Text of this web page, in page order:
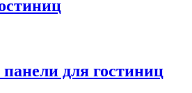
для гостиниц